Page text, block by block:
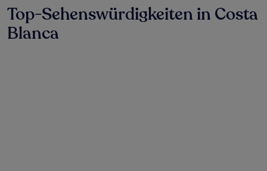
zusätzliche
Bedingungen
gelten.
Top-Sehenswürdigkeiten in Costa
Blanca